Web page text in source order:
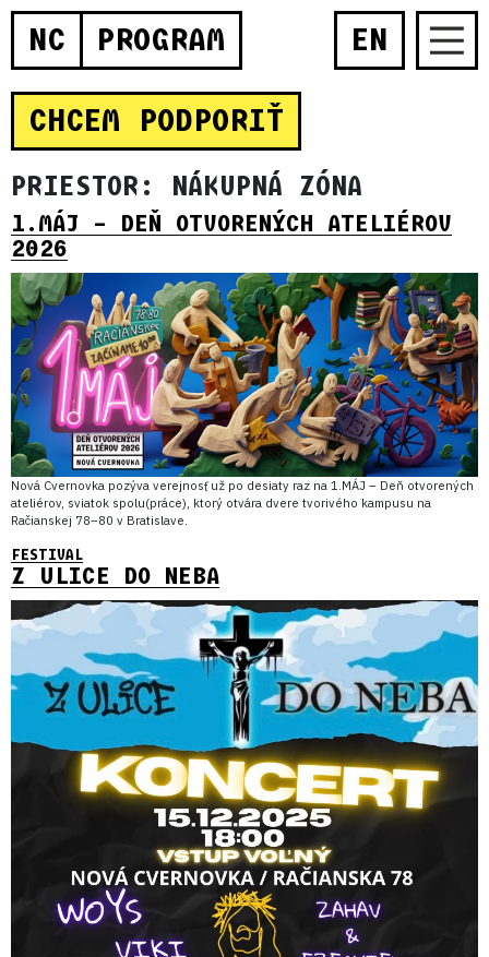
NC PROGRAM EN
CHCEM PODPORIŤ
PRIESTOR: NÁKUPNÁ ZÓNA
1.MÁJ – DEŇ OTVORENÝCH ATELIÉROV
2026
Nová Cvernovka pozýva verejnosť už po desiaty raz na 1.MÁJ – Deň otvorených
ateliérov, sviatok spolu(práce), ktorý otvára dvere tvorivého kampusu na
Račianskej 78–80 v Bratislave.
FESTIVAL
Z ULICE DO NEBA